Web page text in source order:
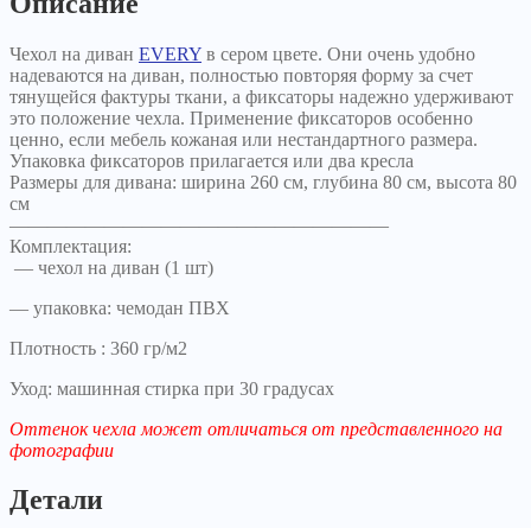
Чехол на диван EVERY в сером цвете. Они очень удобно
надеваются на диван, полностью повторяя форму за счет
тянущейся фактуры ткани, а фиксаторы надежно удерживают
это положение чехла. Применение фиксаторов особенно
ценно, если мебель кожаная или нестандартного размера.
Упаковка фиксаторов прилагается или два кресла
Размеры для дивана: ширина 260 см, глубина 80 см, высота 80
см
————————————————————
Комплектация:
— чехол на диван (1 шт)
— упаковка: чемодан ПВХ
Плотность : 360 гр/м2
Уход: машинная стирка при 30 градусах
Оттенок чехла может отличаться от представленного на
фотографии
Детали